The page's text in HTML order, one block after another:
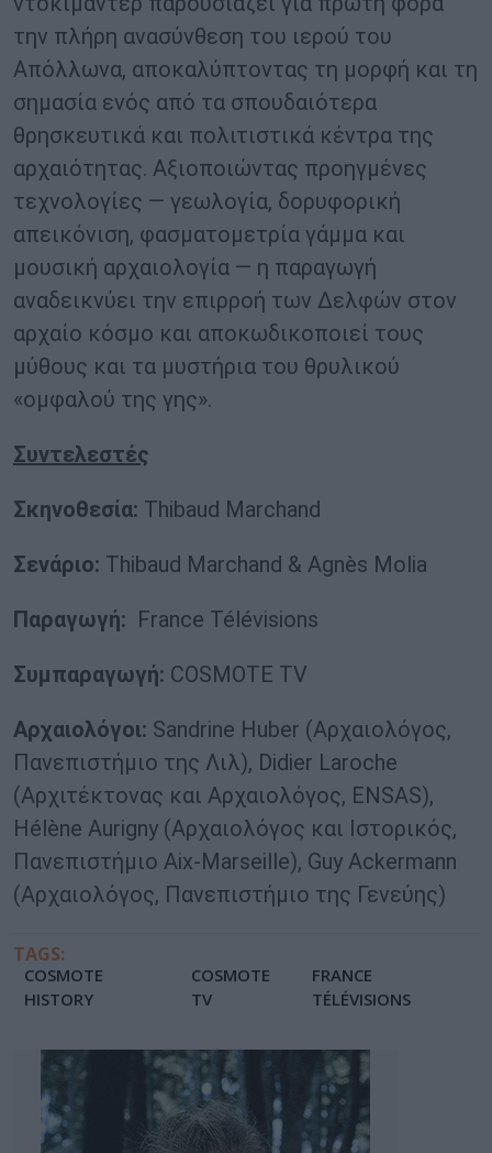
την πλήρη ανασύνθεση του ιερού του
Απόλλωνα, αποκαλύπτοντας τη μορφή και τη
σημασία ενός από τα σπουδαιότερα
θρησκευτικά και πολιτιστικά κέντρα της
αρχαιότητας. Αξιοποιώντας προηγμένες
τεχνολογίες — γεωλογία, δορυφορική
απεικόνιση, φασματομετρία γάμμα και
μουσική αρχαιολογία — η παραγωγή
αναδεικνύει την επιρροή των Δελφών στον
αρχαίο κόσμο και αποκωδικοποιεί τους
μύθους και τα μυστήρια του θρυλικού
«ομφαλού της γης».
Συντελεστές
Σκηνοθεσία: Thibaud Marchand
Σενάριο: Thibaud Marchand & Agnès Molia
Παραγωγή: France Télévisions
Συμπαραγωγή: COSMOTE TV
Αρχαιολόγοι: Sandrine Huber (Αρχαιολόγος,
Πανεπιστήμιο της Λιλ), Didier Laroche
(Αρχιτέκτονας και Αρχαιολόγος, ENSAS),
Hélène Aurigny (Αρχαιολόγος και Ιστορικός,
Πανεπιστήμιο Aix-Marseille), Guy Ackermann
(Αρχαιολόγος, Πανεπιστήμιο της Γενεύης)
TAGS:
COSMOTE
HISTORY
COSMOTE
TV
FRANCE
TÉLÉVISIONS